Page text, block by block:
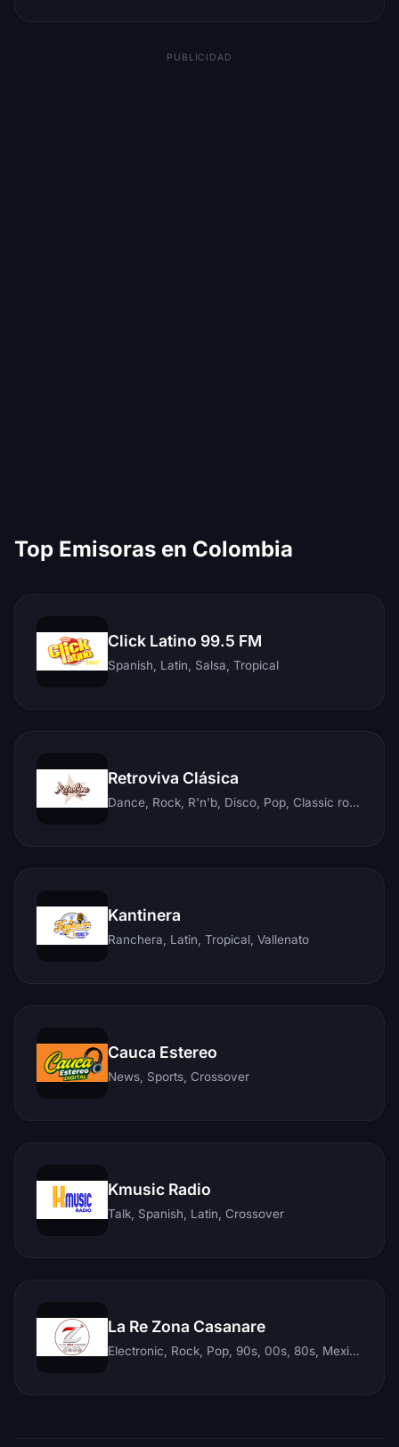
PUBLICIDAD
Top Emisoras en Colombia
Click Latino 99.5 FM
Spanish, Latin, Salsa, Tropical
Retroviva Clásica
Dance, Rock, R'n'b, Disco, Pop, Classic rock, Techno, Reggae
Kantinera
Ranchera, Latin, Tropical, Vallenato
Cauca Estereo
News, Sports, Crossover
Kmusic Radio
Talk, Spanish, Latin, Crossover
La Re Zona Casanare
Electronic, Rock, Pop, 90s, 00s, 80s, Mexican, Ranchera, Reggaeton, Instrumental, Salsa, Merengue, Tropical, Romantic, Vallenato, Llanera